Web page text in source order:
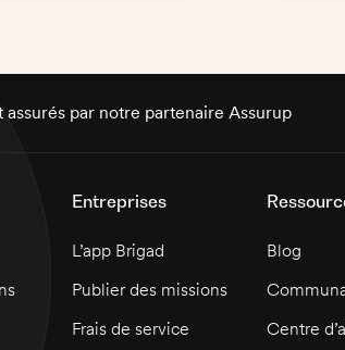
assurés par notre partenaire Assurup
Entreprises
L’app Brigad
Publier des missions
Frais de service
Blog
Centre